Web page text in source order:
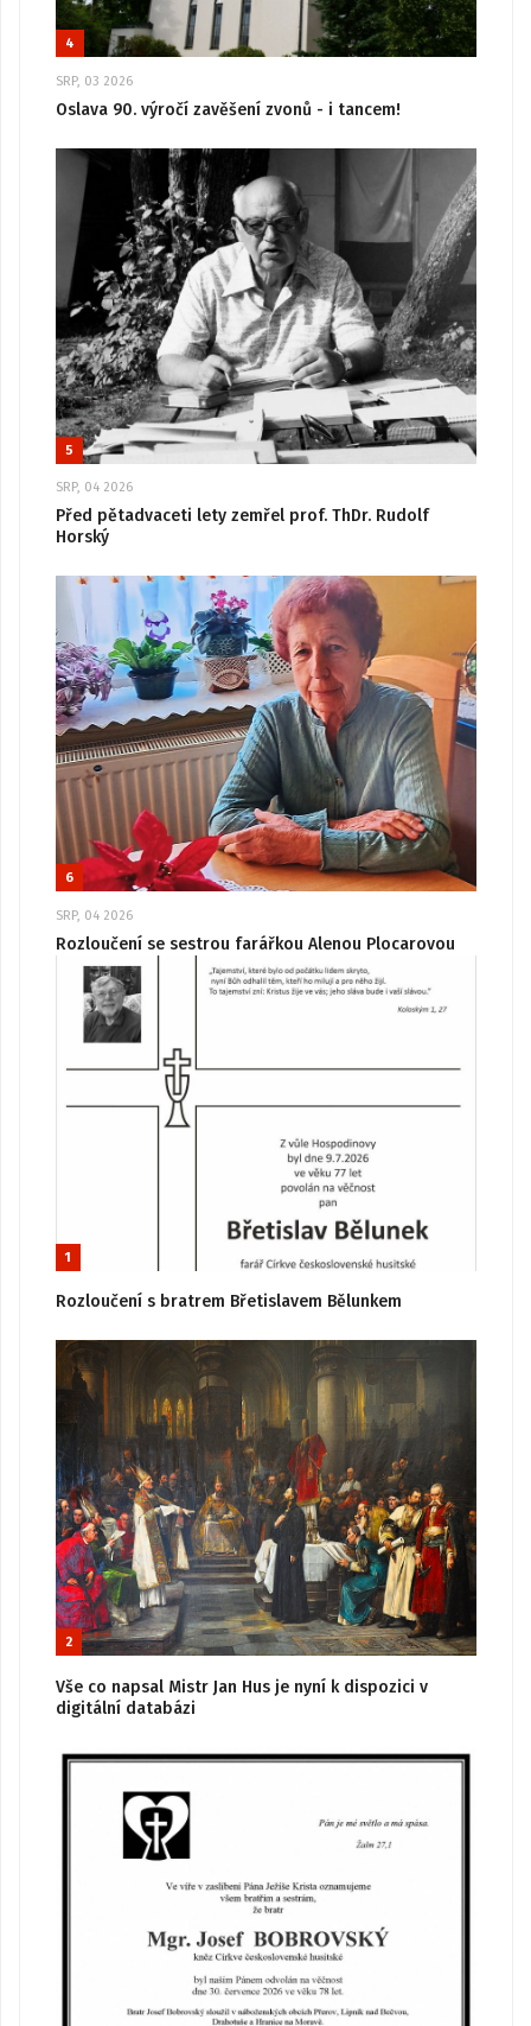
4
SRP, 03 2026
Oslava 90. výročí zavěšení zvonů - i tancem!
5
SRP, 04 2026
Před pětadvaceti lety zemřel prof. ThDr. Rudolf
Horský
6
SRP, 04 2026
Rozloučení se sestrou farářkou Alenou Plocarovou
1
Rozloučení s bratrem Břetislavem Bělunkem
2
Vše co napsal Mistr Jan Hus je nyní k dispozici v
digitální databázi